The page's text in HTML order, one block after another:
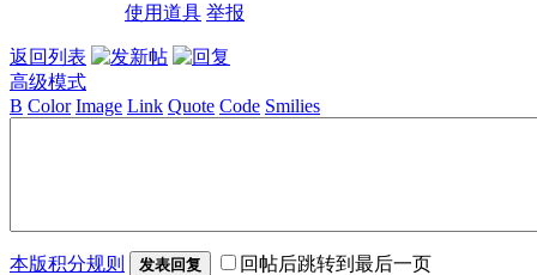
使用道具 举报
返回列表
高级模式
B Color Image Link Quote Code Smilies
本版积分规则 发表回复 回帖后跳转到最后一页